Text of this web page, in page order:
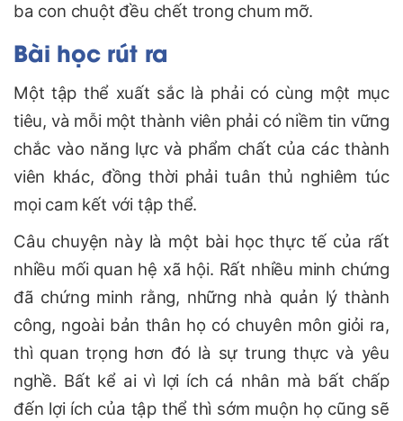
ba con chuột đều chết trong chum mỡ.
Bài học rút ra
Một tập thể xuất sắc là phải có cùng một mục
tiêu, và mỗi một thành viên phải có niềm tin vững
chắc vào năng lực và phẩm chất của các thành
viên khác, đồng thời phải tuân thủ nghiêm túc
mọi cam kết với tập thể.
Câu chuyện này là một bài học thực tế của rất
nhiều mối quan hệ xã hội. Rất nhiều minh chứng
đã chứng minh rằng, những nhà quản lý thành
công, ngoài bản thân họ có chuyên môn giỏi ra,
thì quan trọng hơn đó là sự trung thực và yêu
nghề. Bất kể ai vì lợi ích cá nhân mà bất chấp
đến lợi ích của tập thể thì sớm muộn họ cũng sẽ